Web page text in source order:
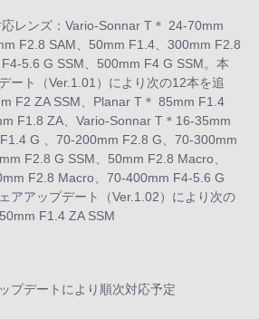
レンズ：Vario-Sonnar T＊ 24-70mm
F2.8 SAM、50mm F1.4、300mm F2.8
5.6 G SSM、500mm F4 G SSM。本
ート（Ver.1.01）により次の12本を追
F2 ZA SSM、Planar T＊ 85mm F1.4
F1.8 ZA、Vario-Sonnar T＊16-35mm
G 、70-200mm F2.8 G、70-300mm
F2.8 G SSM、50mm F2.8 Macro、
F2.8 Macro、70-400mm F4-5.6 G
アアップデート（Ver.1.02）により次の
F1.4 ZA SSM
プデートにより順次対応予定